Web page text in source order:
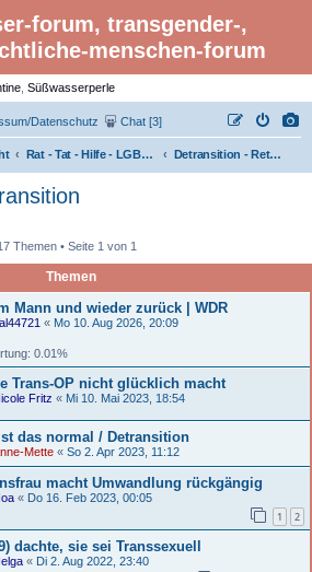
forum, transgender-,
menschen-forum
Süßwasserperle
Datenschutz Chat [3]
Rat - Tat - Hilfe - LGBTI Rights - Infos Detransition - Retransition
Themen • Seite 1 von 1
Themen
Mann und wieder zurück | WDR
« Mo 10. Aug 2026, 20:09
0.01%
Trans-OP nicht glücklich macht
Fritz « Mi 10. Mai 2023, 18:54
das normal / Detransition
Mette « So 2. Apr 2023, 11:12
macht Umwandlung rückgängig
« Do 16. Feb 2023, 00:05
1 2
dachte, sie sei Transsexuell
« Di 2. Aug 2022, 23:40